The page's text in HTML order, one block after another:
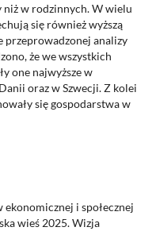
w rodzinnych. W wielu
się również wyższą
przeprowadzonej analizy
że we wszystkich
one najwyższe w
oraz w Szwecji. Z kolei
się gospodarstwa w
ekonomicznej i społecznej
wieś 2025. Wizja